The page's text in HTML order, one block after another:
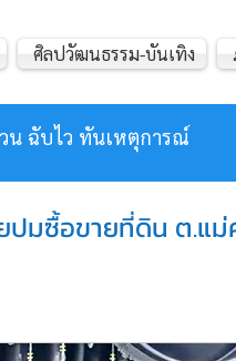
น ฉับไว ทันเหตุการณ์
ศิลปวัฒนธรรม-บันเทิง
ยปมซื้อขายที่ดิน ต.